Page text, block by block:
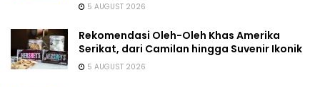
5 AUGUST 2026
Rekomendasi Oleh-Oleh Khas Amerika
Serikat, dari Camilan hingga Suvenir Ikonik
5 AUGUST 2026